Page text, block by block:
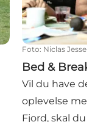
Foto: Niclas Jessen
Bed &
Vil du have
oplevelse
Fjord, skal du